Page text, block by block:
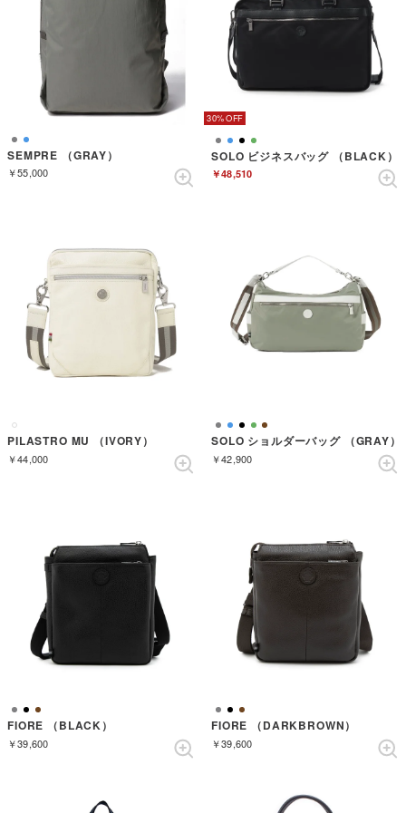
SEMPRE （GRAY）
￥55,000
30%
SOLO ビジネスバッグ （BLACK）
￥48,510
PILASTRO MU （IVORY）
￥44,000
SOLO ショルダーバッグ （GRAY）
￥42,900
FIORE （BLACK）
￥39,600
FIORE （DARKBROWN）
￥39,600